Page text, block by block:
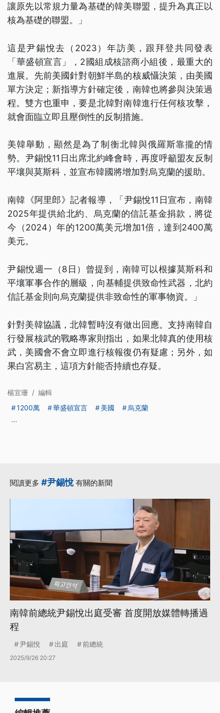
讓原先以常規力量為基礎的韓美聯盟，提升為真正以
核為基礎的聯盟。」
這是尹錫悅去（2023）年訪美，跟拜登共同發表
「華盛頓宣言」，2國組成核諮商小組後，最重大的
進展。先前美國針對朝鮮半島的核威懾決策，由美國
單方決定；新指導方針確定後，南韓也將參與決策過
程。雙方也重申，要是北韓對南韓進行任何核攻擊，
就會面臨立即且壓倒性的反制措施。
美韓舉動，顯然是為了制衡北韓與俄羅斯靠攏的情
勢。尹錫悅11日出席北約峰會時，再度呼籲盟友反制
平壤與莫斯科，並宣布韓國將增加對烏克蘭的援助。
南韓《阿里郎》記者報導，「尹錫悅11日宣布，南韓
2025年提供給北約、烏克蘭的信託基金捐款，將從
今（2024）年的1200萬美元增加1倍，達到2400萬
美元。
尹錫悅週一（8日）曾提到，南韓可以根據莫斯科和
平壤軍事合作的層級，向基輔提供致命性武器，北約
信託基金則向烏克蘭提供非致命性的軍事物資。」
針對美韓協議，北韓暫時沒有做出回應。支持南韓自
行發展核武的戰略專家則指出，如果北韓真的使用核
武，美國會不會立即進行核報復仍有疑慮；另外，如
果白宮易主，這項方針能否持續也存疑。
楊宜珊 / 編輯
1200萬
華盛頓宣言 美國
烏克蘭
...
閱讀更多 #尹錫悅 有關的新聞
南韓前總統尹錫悅出庭受審 首度開放媒體轉播過
程
尹錫悅 出庭 前總統
2025/9/26 20:27